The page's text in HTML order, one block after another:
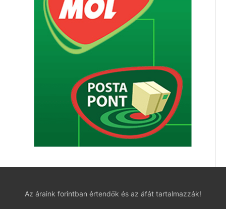
Az áraink forintban értendők és az áfát tartalmazzák!